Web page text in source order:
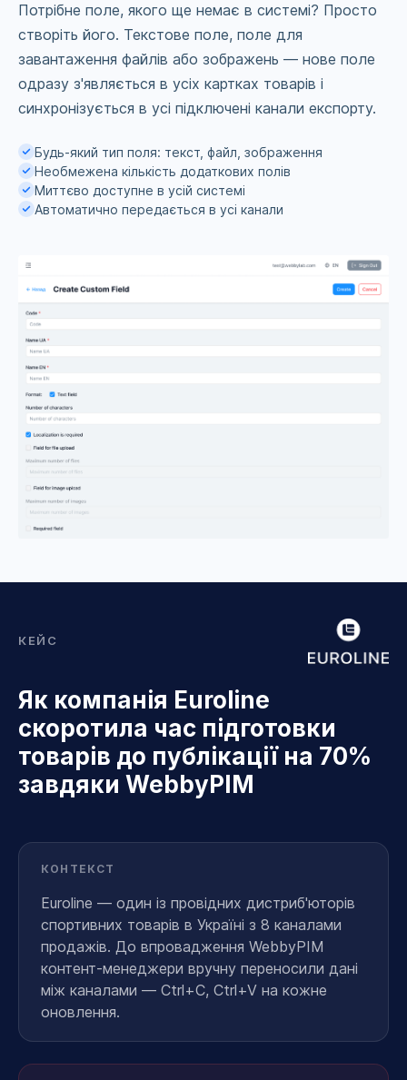
Потрібне поле, якого ще немає в системі? Просто
створіть його. Текстове поле, поле для
завантаження файлів або зображень — нове поле
одразу з'являється в усіх картках товарів і
синхронізується в усі підключені канали експорту.
Будь-який тип поля: текст, файл, зображення
Необмежена кількість додаткових полів
Миттєво доступне в усій системі
Автоматично передається в усі канали
КЕЙС
Як компанія Euroline
скоротила час підготовки
товарів до публікації на 70%
завдяки WebbyPIM
КОНТЕКСТ
Euroline — один із провідних дистриб'юторів
спортивних товарів в Україні з 8 каналами
продажів. До впровадження WebbyPIM
контент-менеджери вручну переносили дані
між каналами — Ctrl+C, Ctrl+V на кожне
оновлення.